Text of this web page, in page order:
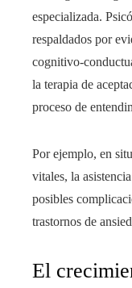
especializada.
respaldados por
cognitivo-
la terapia de
proceso de
Por ejemplo, en
vitales, la
posibles
trastornos de
El